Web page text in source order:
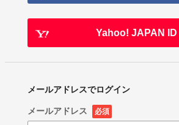
Yahoo! JAPAN ID
メールアドレスでログイン
メールアドレス 必須